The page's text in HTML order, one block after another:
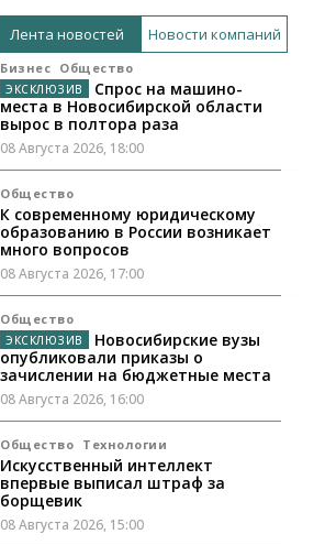
Лента новостей Новости компаний
Бизнес Общество
Спрос на машино-
места в Новосибирской области
вырос в полтора раза
08 Августа 2026, 18:00
Общество
К современному юридическому
образованию в России возникает
много вопросов
08 Августа 2026, 17:00
Общество
Новосибирские вузы
опубликовали приказы о
зачислении на бюджетные места
08 Августа 2026, 16:00
Общество Технологии
Искусственный интеллект
впервые выписал штраф за
борщевик
08 Августа 2026, 15:00